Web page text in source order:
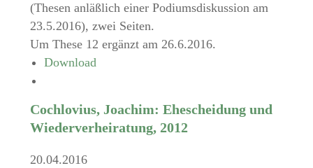
(Thesen anläßlich einer Podiumsdiskussion am
23.5.2016), zwei Seiten.
Um These 12 ergänzt am 26.6.2016.
Download
Cochlovius, Joachim: Ehescheidung und
Wiederverheiratung, 2012
20.04.2016